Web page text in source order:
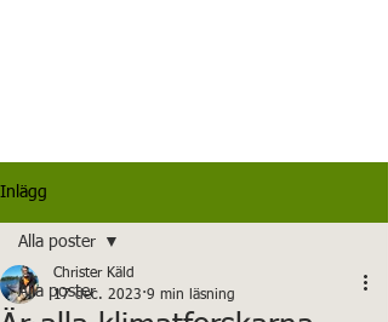
Inlägg
Alla poster
Alla poster
Christer Käld
17 dec. 2023 9 min läsning